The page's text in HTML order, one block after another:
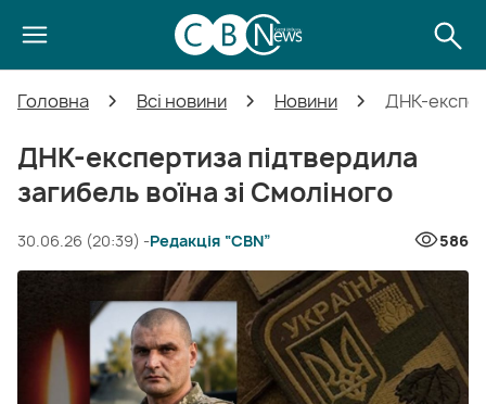
Головна Всі новини Новини ДНК-
ДНК-експертиза підтвердила
загибель воїна зі Смоліного
30.06.26 (20:39) -Редакція “CBN” 586